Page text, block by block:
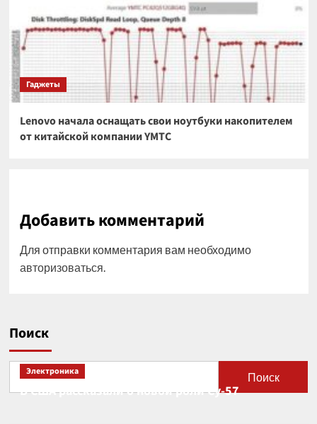
Гаджеты
Lenovo начала оснащать свои ноутбуки накопителем
от китайской компании YMTC
Добавить комментарий
Для отправки комментария вам необходимо
авторизоваться.
Поиск
Поиск
Электроника
В США рассказали о новой роли Су-57